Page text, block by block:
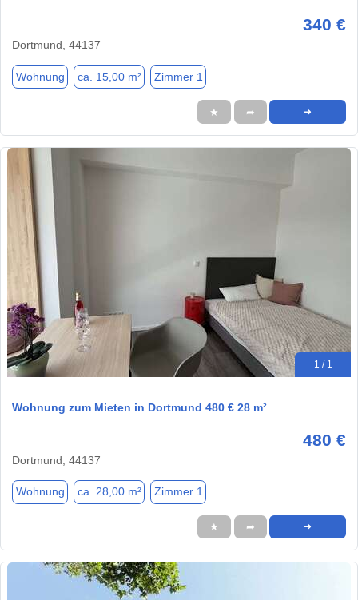
340 €
Dortmund, 44137
Wohnung ca. 15,00 m² Zimmer 1
★ ➦ ➜
1 / 1
Wohnung zum Mieten in Dortmund 480 € 28 m²
480 €
Dortmund, 44137
Wohnung ca. 28,00 m² Zimmer 1
★ ➦ ➜